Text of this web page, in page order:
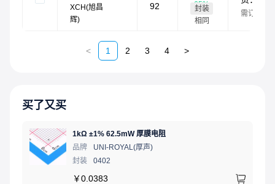
XCH(旭昌
辉)
92 65%
封装
相同
需订货
< 1 2 3 4 >
买了又买
1kΩ ±1% 62.5mW 厚膜电阻
品牌
UNI-ROYAL(厚声)
封装
0402
￥0.0383